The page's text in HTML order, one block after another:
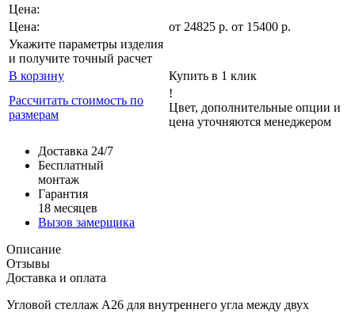
Цена:
Цена:
от 24825 р. от 15400 р.
Укажите параметры изделия
и получите точный расчет
В корзину
Купить в 1 клик
Рассчитать стоимость по
размерам
!
Цвет, дополнительные опции и
цена уточняются менеджером
Доставка 24/7
Бесплатный
монтаж
Гарантия
18 месяцев
Вызов замерщика
Описание
Отзывы
Доставка и оплата
Угловой стеллаж А26 для внутреннего угла между двух